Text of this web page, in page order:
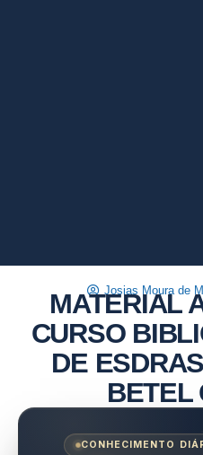
Josias Moura de
MATERIAL
CURSO
DE
BETEL
CONHECIMENTO